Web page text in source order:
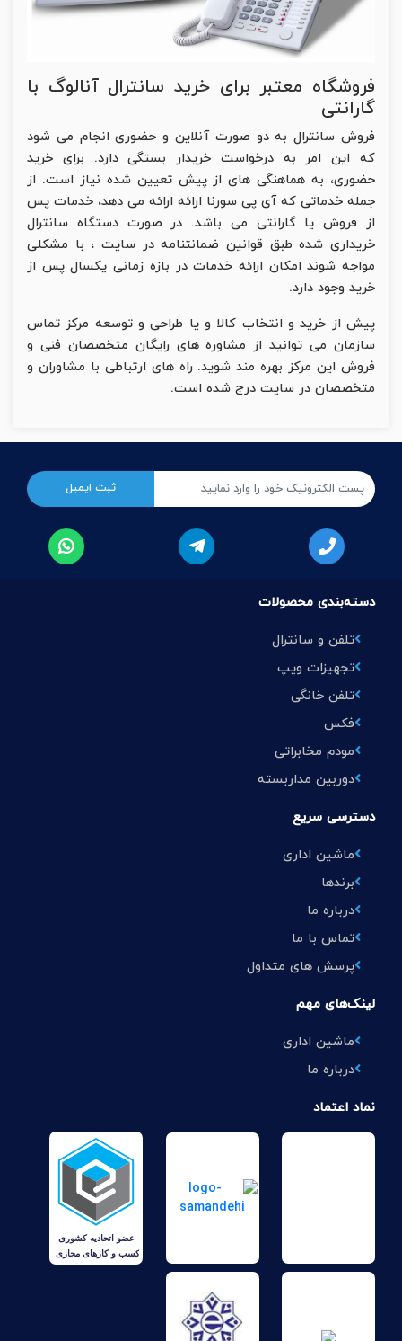
فروشگاه معتبر برای خرید سانترال آنالوگ با
گارانتی
فروش سانترال به دو صورت آنلاین و حضوری انجام می شود
که این امر به درخواست خریدار بستگی دارد. برای خرید
حضوری، به هماهنگی های از پیش تعیین شده نیاز است. از
جمله خدماتی که آی پی سورنا ارائه ارائه می دهد، خدمات پس
از فروش یا گارانتی می باشد. در صورت دستگاه سانترال
خریداری شده طبق قوانین ضمانتنامه در سایت ، با مشکلی
مواجه شوند امکان ارائه خدمات در بازه زمانی یکسال پس از
خرید وجود دارد.
پیش از خرید و انتخاب کالا و یا طراحی و توسعه مرکز تماس
سازمان می توانید از مشاوره های رایگان متخصصان فنی و
فروش این مرکز بهره مند شوید. راه های ارتباطی با مشاوران و
متخصصان در سایت درج شده است.
دسته‌بندی محصولات
تلفن و سانترال
تجهیزات ویپ
تلفن خانگی
فکس
مودم مخابراتی
دوربین مداربسته
دسترسی سریع
ماشین اداری
برندها
درباره ما
تماس با ما
پرسش های متداول
لینک‌های مهم
ماشین اداری
درباره ما
نماد اعتماد